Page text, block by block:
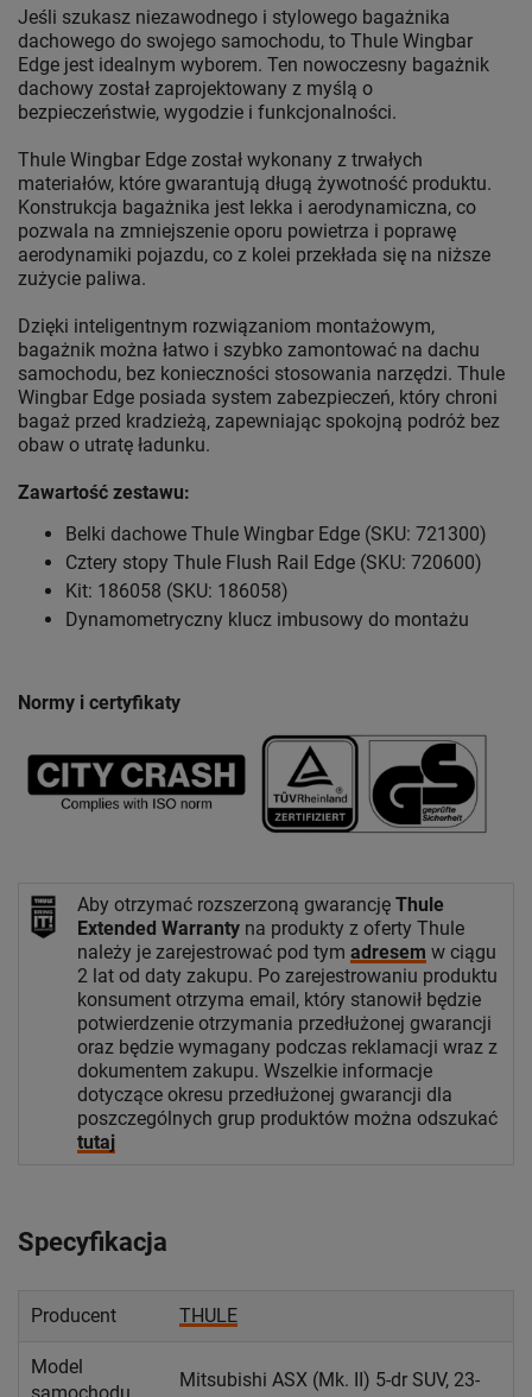
Jeśli szukasz niezawodnego i stylowego bagażnika
dachowego do swojego samochodu, to Thule Wingbar
Edge jest idealnym wyborem. Ten nowoczesny bagażnik
dachowy został zaprojektowany z myślą o
bezpieczeństwie, wygodzie i funkcjonalności.
Thule Wingbar Edge został wykonany z trwałych
materiałów, które gwarantują długą żywotność produktu.
Konstrukcja bagażnika jest lekka i aerodynamiczna, co
pozwala na zmniejszenie oporu powietrza i poprawę
aerodynamiki pojazdu, co z kolei przekłada się na niższe
zużycie paliwa.
Dzięki inteligentnym rozwiązaniom montażowym,
bagażnik można łatwo i szybko zamontować na dachu
samochodu, bez konieczności stosowania narzędzi. Thule
Wingbar Edge posiada system zabezpieczeń, który chroni
bagaż przed kradzieżą, zapewniając spokojną podróż bez
obaw o utratę ładunku.
Zawartość zestawu:
Belki dachowe Thule Wingbar Edge (SKU: 721300)
Cztery stopy Thule Flush Rail Edge (SKU: 720600)
Kit: 186058 (SKU: 186058)
Dynamometryczny klucz imbusowy do montażu
Normy i certyfikaty
Aby otrzymać rozszerzoną gwarancję Thule
Extended Warranty na produkty z oferty Thule
należy je zarejestrować pod tym adresem w ciągu
2 lat od daty zakupu. Po zarejestrowaniu produktu
konsument otrzyma email, który stanowił będzie
potwierdzenie otrzymania przedłużonej gwarancji
oraz będzie wymagany podczas reklamacji wraz z
dokumentem zakupu. Wszelkie informacje
dotyczące okresu przedłużonej gwarancji dla
poszczególnych grup produktów można odszukać
tutaj
Specyfikacja
Producent THULE
Model
samochodu
Mitsubishi ASX (Mk. II) 5-dr SUV, 23-